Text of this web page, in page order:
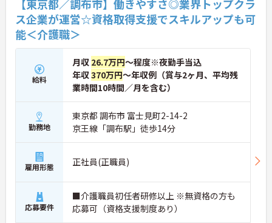
らかじめ決められた訪問予定表に沿って規則正しく
働けます。入職後は現場スタッフによるお一人おひ
とりに合わせた個別のOJT研修が実施されます。eラ
ーニングも導入されており、多職種と連携しながら
専門性を着実に深めていける環境が用意されていま
す。
★おすすめPOINT★
のＯＪＴ研修を実施し、ｅラーニングを用いた学習
の機会も提供されます
・施設内には看護師が24時間常駐しており、急変時
の対応や専門的な医療処置は看護師が担当するため
負担が減ります
・介護スタッフと看護スタッフの比率が1対1で相談
しやすく、初任者研修や実務者研修からでも着実に
専門性を高められます
＜残業月7時間以下で身体の負担を軽減！＞
【東京都／調布市】働きやすさ◎業界トップクラ
ス企業が運営☆資格取得支援でスキルアップも可
能＜介護職＞
給料
月収 26.7万円～程度※夜勤手当込
年収370万円～年収例（賞与2ヶ月、平均残
業時間10時間／月を含む）
勤務地
東京都 調布市 富士見町2-14-2
京王線「調布駅」徒歩14分
雇用形態 正社員(正職員)
応募要件
■介護職員初任者研修以上 ※無資格の方も
応募可（資格支援制度あり）